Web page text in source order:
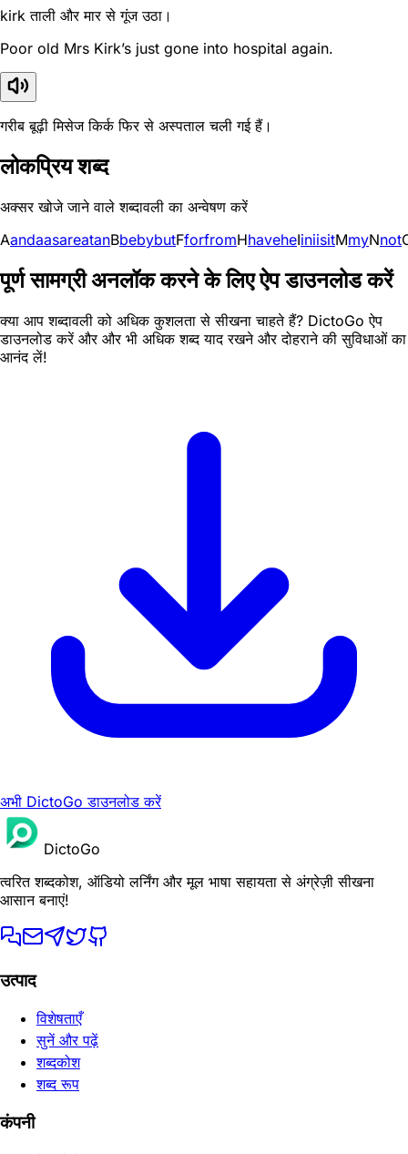
kirk ताली और मार से गूंज उठा।
Poor old Mrs Kirk’s just gone into hospital again.
गरीब बूढ़ी मिसेज किर्क फिर से अस्पताल चली गई हैं।
लोकप्रिय शब्द
अक्सर खोजे जाने वाले शब्दावली का अन्वेषण करें
AandaasareatanBbebybutFforfromHhaveheIiniisitMmyNnot
पूर्ण सामग्री अनलॉक करने के लिए ऐप डाउनलोड करें
क्या आप शब्दावली को अधिक कुशलता से सीखना चाहते हैं? DictoGo ऐप
डाउनलोड करें और और भी अधिक शब्द याद रखने और दोहराने की सुविधाओं का
आनंद लें!
अभी DictoGo डाउनलोड करें
DictoGo
त्वरित शब्दकोश, ऑडियो लर्निंग और मूल भाषा सहायता से अंग्रेज़ी सीखना
आसान बनाएं!
उत्पाद
विशेषताएँ
सुनें और पढ़ें
शब्दकोश
शब्द रूप
कंपनी